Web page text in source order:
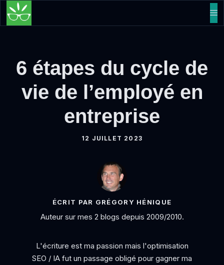
Aller
6 étapes du cycle de
vie de l’employé en
entreprise
12 JUILLET 2023
ÉCRIT PAR GRÉGORY HÉNIQUE
Auteur sur mes 2 blogs depuis 2009/2010.
L'écriture est ma passion mais l'optimisation
SEO / IA fut un passage obligé pour gagner ma